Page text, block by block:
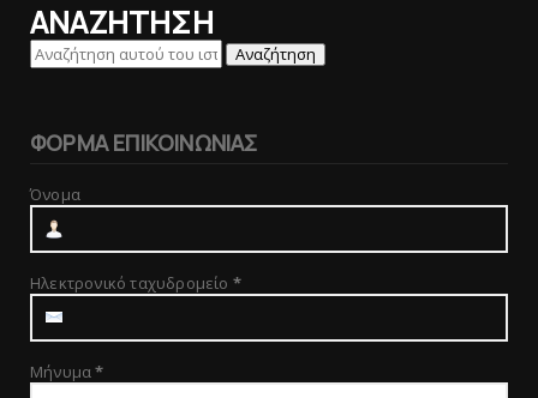
ΑΝΑΖΗΤΗΣΗ
ΦΟΡΜΑ ΕΠΙΚΟΙΝΩΝΙΑΣ
Όνομα
Ηλεκτρονικό ταχυδρομείο *
Μήνυμα*